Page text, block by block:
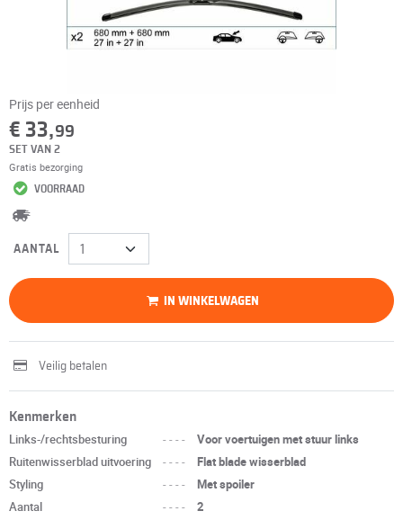
Prijs per eenheid
€ 33,99
SET VAN 2
Gratis bezorging
VOORRAAD
AANTAL
IN WINKELWAGEN
Veilig betalen
Kenmerken
Links-/rechtsbesturing ----
Voor voertuigen met stuur links
Ruitenwisserblad uitvoering
----
Flat blade wisserblad
Styling
----
Met spoiler
Aantal
----
2